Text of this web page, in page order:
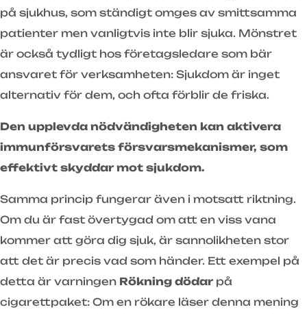
på sjukhus, som ständigt omges av smittsamma
patienter men vanligtvis inte blir sjuka. Mönstret
är också tydligt hos företagsledare som bär
ansvaret för verksamheten: Sjukdom är inget
alternativ för dem, och ofta förblir de friska.
Den upplevda nödvändigheten kan aktivera
immunförsvarets försvarsmekanismer, som
effektivt skyddar mot sjukdom.
Samma princip fungerar även i motsatt riktning.
Om du är fast övertygad om att en viss vana
kommer att göra dig sjuk, är sannolikheten stor
att det är precis vad som händer. Ett exempel på
detta är varningen Rökning dödar på
cigarettpaket: Om en rökare läser denna mening